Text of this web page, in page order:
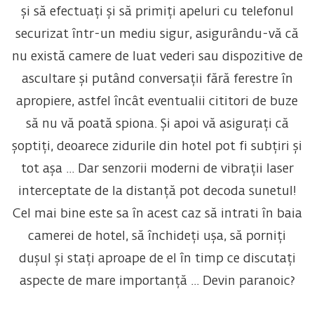
și să efectuați și să primiți apeluri cu telefonul
securizat într-un mediu sigur, asigurându-vă că
nu există camere de luat vederi sau dispozitive de
ascultare și putând conversații fără ferestre în
apropiere, astfel încât eventualii cititori de buze
să nu vă poată spiona. Și apoi vă asigurați că
șoptiți, deoarece zidurile din hotel pot fi subțiri și
tot așa ... Dar senzorii moderni de vibrații laser
interceptate de la distanță pot decoda sunetul!
Cel mai bine este sa în acest caz să intrati în baia
camerei de hotel, să închideți ușa, să porniți
dușul și stați aproape de el în timp ce discutați
aspecte de mare importanță ... Devin paranoic?